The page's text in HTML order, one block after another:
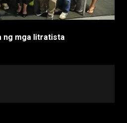
ng mga litratista